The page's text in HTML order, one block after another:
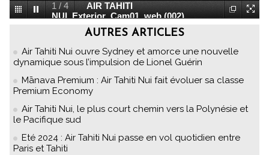
1 /4
AIR TAHITI
NUI_Exterior_Cam01_web (002)
AUTRES ARTICLES
Air Tahiti Nui ouvre Sydney et amorce une nouvelle
dynamique sous l’impulsion de Lionel Guérin
Mānava Premium : Air Tahiti Nui fait évoluer sa classe
Premium Economy
Air Tahiti Nui, le plus court chemin vers la Polynésie et
le Pacifique sud
Eté 2024 : Air Tahiti Nui passe en vol quotidien entre
Paris et Tahiti